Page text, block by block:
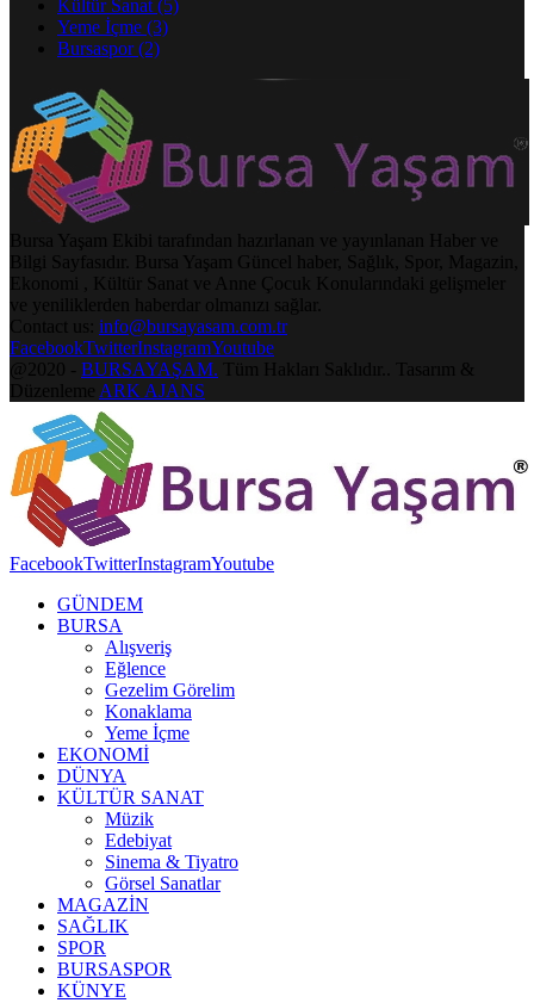
Kültür Sanat (5)
Yeme İçme (3)
Bursaspor(2)
Bursa Yaşam Ekibi tarafından hazırlanan ve yayınlanan Haber ve
Bilgi Sayfasıdır. Bursa Yaşam Güncel haber, Sağlık, Spor, Magazin,
Ekonomi , Kültür Sanat ve Anne Çocuk Konularındaki gelişmeler
ve yeniliklerden haberdar olmanızı sağlar.
Contact us: info@bursayasam.com.tr
FacebookTwitterInstagramYoutube
@2020 - BURSAYAŞAM. Tüm Hakları Saklıdır.. Tasarım &
Düzenleme ARK AJANS
FacebookTwitterInstagramYoutube
GÜNDEM
BURSA
Alışveriş
Eğlence
Gezelim Görelim
Konaklama
Yeme İçme
EKONOMİ
DÜNYA
KÜLTÜR SANAT
Müzik
Edebiyat
Sinema & Tiyatro
Görsel Sanatlar
MAGAZİN
SAĞLIK
SPOR
BURSASPOR
KÜNYE